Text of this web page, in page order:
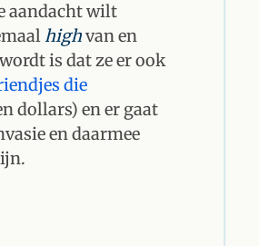
aandacht wilt
highvan en
is dat ze er ook
die
dollars) en er gaat
en daarmee